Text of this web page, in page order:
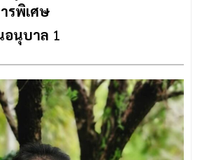
รพิเศษ
อนุบาล 1